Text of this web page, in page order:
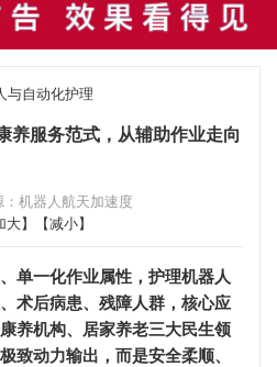
与自动化护理
养服务范式，从辅助作业走向
：机器人航天加速度
大】 【减小】
单一化作业属性，护理机器人
术后病患、残障人群，核心应
养机构、居家养老三大民生领
致动力输出，而是安全柔顺、